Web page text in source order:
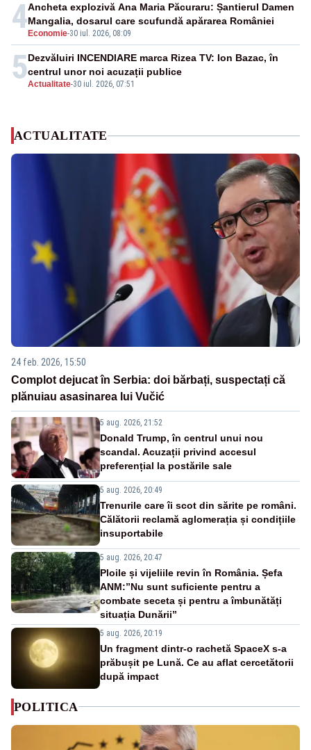
4 Economie-30 iul. 2026, 08:09
Ancheta explozivă Ana Maria Păcuraru: Șantierul Damen
Mangalia, dosarul care scufundă apărarea României
5Actualitate-30 iul. 2026, 07:51
Dezvăluiri INCENDIARE marca Rizea TV: Ion Bazac, în
centrul unor noi acuzații publice
ACTUALITATE
24 feb. 2026, 15:50
Complot dejucat în Serbia: doi bărbați, suspectați că
plănuiau asasinarea lui Vučić
5 aug. 2026, 21:52
Donald Trump, în centrul unui nou
scandal. Acuzații privind accesul
preferențial la postările sale
5 aug. 2026, 20:49
Trenurile care îi scot din sărite pe români.
Călătorii reclamă aglomerația și condițiile
insuportabile
5 aug. 2026, 20:47
Ploile și vijeliile revin în România. Șefa
ANM:”Nu sunt suficiente pentru a
combate seceta și pentru a îmbunătăți
situația Dunării”
5 aug. 2026, 20:19
Un fragment dintr-o rachetă SpaceX s-a
prăbușit pe Lună. Ce au aflat cercetătorii
după impact
POLITICA